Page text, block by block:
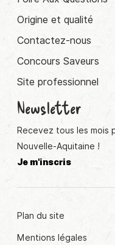
Origine et qualité
Contactez-nous
Concours Saveurs
Site professionnel
Newsletter
Recevez tous les mois
Nouvelle-Aquitaine !
Je m'inscris
Plan du site
Mentions légales